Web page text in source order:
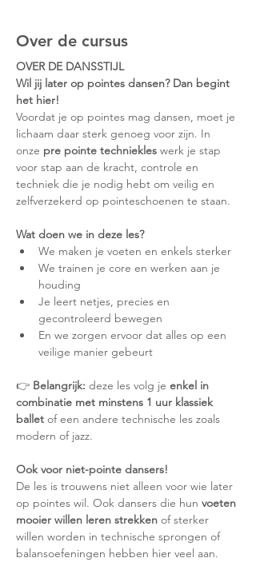
Over de cursus
OVER DE DANSSTIJL
Wil jij later op pointes dansen? Dan begint
het hier!
Voordat je op pointes mag dansen, moet je
lichaam daar sterk genoeg voor zijn. In
onze pre pointe techniekles werk je stap
voor stap aan de kracht, controle en
techniek die je nodig hebt om veilig en
zelfverzekerd op pointeschoenen te staan.
Wat doen we in deze les?
We maken je voeten en enkels sterker
We trainen je core en werken aan je
houding
Je leert netjes, precies en
gecontroleerd bewegen
En we zorgen ervoor dat alles op een
veilige manier gebeurt
👉 Belangrijk: deze les volg je enkel in
combinatie met minstens 1 uur klassiek
ballet of een andere technische les zoals
modern of jazz.
Ook voor niet-pointe dansers!
De les is trouwens niet alleen voor wie later
op pointes wil. Ook dansers die hun voeten
mooier willen leren strekken of sterker
willen worden in technische sprongen of
balansoefeningen hebben hier veel aan.